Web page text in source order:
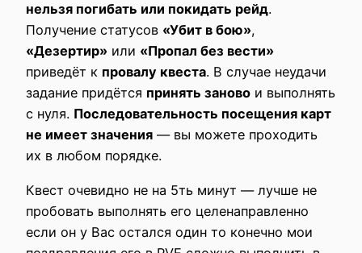
нельзя погибать или покидать рейд.
Получение статусов «Убит в бою»,
«Дезертир» или «Пропал без вести»
приведёт к провалу квеста. В случае неудачи
задание придётся принять заново и выполнять
с нуля. Последовательность посещения карт
не имеет значения — вы можете проходить
их в любом порядке.
Квест очевидно не на 5ть минут — лучше не
пробовать выполнять его целенаправленно
если он у Вас остался один то конечно мои